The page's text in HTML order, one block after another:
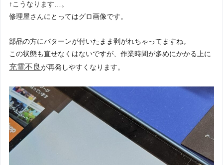
↑こうなります…。
修理屋さんにとってはグロ画像です。
部品の方にパターンが付いたまま剥がれちゃってますね。
この状態も直せなくはないですが、作業時間が多めにかかる上に
充電不良が再発しやすくなります。